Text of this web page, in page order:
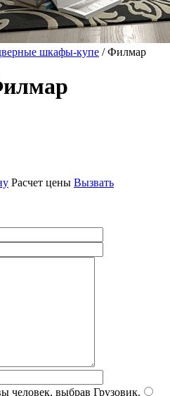
шкафы-купе / Филмар
Расчет цены Вызвать
человек, выбрав Грузовик.